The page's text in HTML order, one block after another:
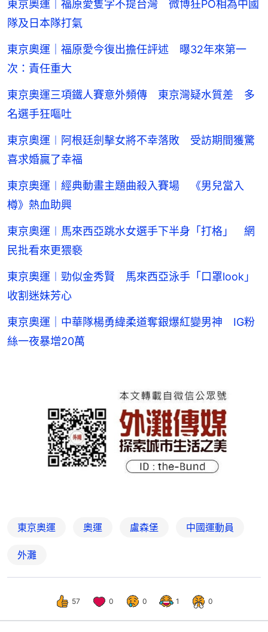
東京奧運｜福原愛隻字不提台灣 微博狂PO相為中國
隊及日本隊打氣
東京奧運｜福原愛今復出擔任評述 曝32年來第一
次：責任重大
東京奧運三項鐵人賽意外頻傳 東京灣疑水質差 多
名選手狂嘔吐
東京奧運︱阿根廷劍擊女將不幸落敗 受訪期間獲驚
喜求婚贏了幸福
東京奧運︱經典動畫主題曲殺入賽場 《男兒當入
樽》熱血助興
東京奧運︱馬來西亞跳水女選手下半身「打格」 網
民批看來更猥褻
東京奧運︱勁似金秀賢 馬來西亞泳手「口罩look」
收割迷妹芳心
東京奧運｜中華隊楊勇緯柔道奪銀爆紅變男神 IG粉
絲一夜暴增20萬
東京奧運 奧運 盧森堡 中國運動員
外灘
57 0 0 1 0